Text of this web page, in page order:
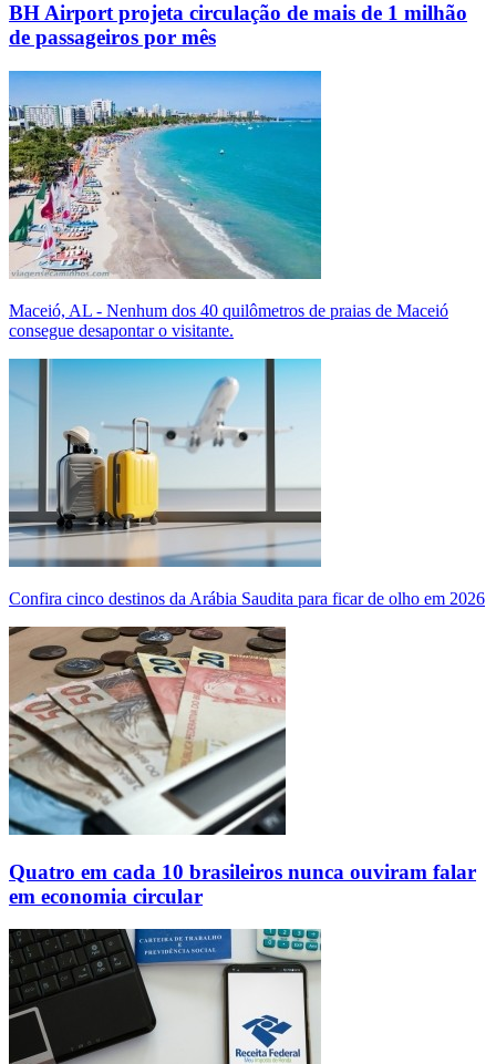
BH Airport projeta circulação de mais de 1 milhão
de passageiros por mês
Maceió, AL - Nenhum dos 40 quilômetros de praias de Maceió
consegue desapontar o visitante.
Confira cinco destinos da Arábia Saudita para ficar de olho em 2026
Quatro em cada 10 brasileiros nunca ouviram falar
em economia circular